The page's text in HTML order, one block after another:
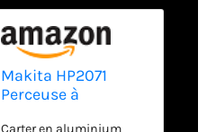
Makita HP2071
Perceuse à